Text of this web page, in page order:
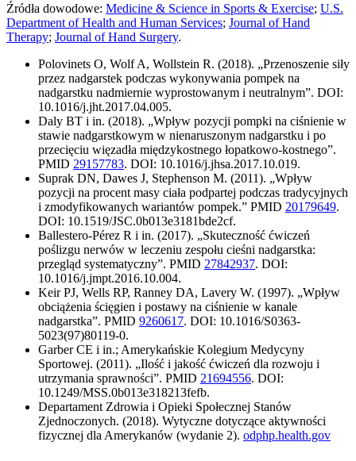
Źródła dowodowe: Medicine & Science in Sports & Exercise; U.S.
Department of Health and Human Services; Journal of Hand
Therapy; Journal of Hand Surgery.
Polovinets O, Wolf A, Wollstein R. (2018). „Przenoszenie siły
przez nadgarstek podczas wykonywania pompek na
nadgarstku nadmiernie wyprostowanym i neutralnym”. DOI:
10.1016/j.jht.2017.04.005.
Daly BT i in. (2018). „Wpływ pozycji pompki na ciśnienie w
stawie nadgarstkowym w nienaruszonym nadgarstku i po
przecięciu więzadła międzykostnego łopatkowo-kostnego”.
PMID 29157783. DOI: 10.1016/j.jhsa.2017.10.019.
Suprak DN, Dawes J, Stephenson M. (2011). „Wpływ
pozycji na procent masy ciała podpartej podczas tradycyjnych
i zmodyfikowanych wariantów pompek.” PMID 20179649.
DOI: 10.1519/JSC.0b013e3181bde2cf.
Ballestero-Pérez R i in. (2017). „Skuteczność ćwiczeń
poślizgu nerwów w leczeniu zespołu cieśni nadgarstka:
przegląd systematyczny”. PMID 27842937. DOI:
10.1016/j.jmpt.2016.10.004.
Keir PJ, Wells RP, Ranney DA, Lavery W. (1997). „Wpływ
obciążenia ścięgien i postawy na ciśnienie w kanale
nadgarstka”. PMID 9260617. DOI: 10.1016/S0363-
5023(97)80119-0.
Garber CE i in.; Amerykańskie Kolegium Medycyny
Sportowej. (2011). „Ilość i jakość ćwiczeń dla rozwoju i
utrzymania sprawności”. PMID 21694556. DOI:
10.1249/MSS.0b013e318213fefb.
Departament Zdrowia i Opieki Społecznej Stanów
Zjednoczonych. (2018). Wytyczne dotyczące aktywności
fizycznej dla Amerykanów (wydanie 2). odphp.health.gov